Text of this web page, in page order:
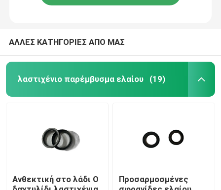
ΑΛΛΕΣ ΚΑΤΗΓΟΡΙΕΣ ΑΠΟ ΜΑΣ
λαστιχένιο παρέμβυσμα ελαίου (19)
Ανθεκτική στο λάδι O
Προσαρμοσμένες